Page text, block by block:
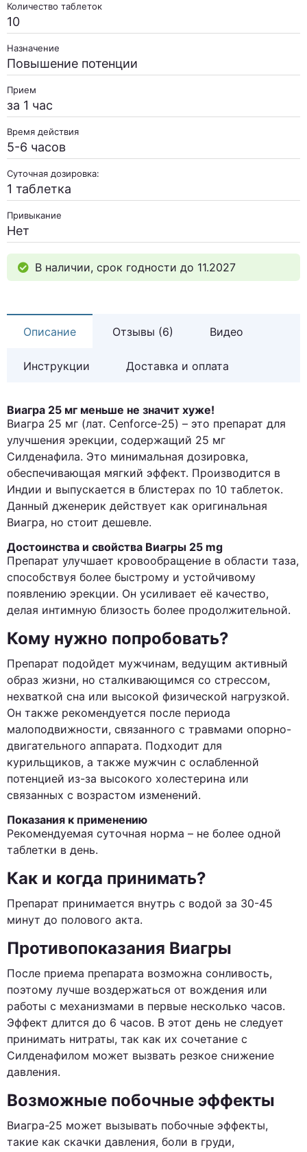
Количество таблеток
10
Назначение
Повышение потенции
Прием
за 1 час
Время действия
5-6 часов
Суточная дозировка:
1 таблетка
Привыкание
Нет
В наличии, срок годности до 11.2027
Описание Отзывы (6) Видео
Инструкции Доставка и оплата
Виагра 25 мг меньше не значит хуже!
Виагра 25 мг (лат. Cenforce-25) – это препарат для
улучшения эрекции, содержащий 25 мг
Силденафила. Это минимальная дозировка,
обеспечивающая мягкий эффект. Производится в
Индии и выпускается в блистерах по 10 таблеток.
Данный дженерик действует как оригинальная
Виагра, но стоит дешевле.
Достоинства и свойства Виагры 25 mg
Препарат улучшает кровообращение в области таза,
способствуя более быстрому и устойчивому
появлению эрекции. Он усиливает её качество,
делая интимную близость более продолжительной.
Кому нужно попробовать?
Препарат подойдет мужчинам, ведущим активный
образ жизни, но сталкивающимся со стрессом,
нехваткой сна или высокой физической нагрузкой.
Он также рекомендуется после периода
малоподвижности, связанного с травмами опорно-
двигательного аппарата. Подходит для
курильщиков, а также мужчин с ослабленной
потенцией из-за высокого холестерина или
связанных с возрастом изменений.
Показания к применению
Рекомендуемая суточная норма – не более одной
таблетки в день.
Как и когда принимать?
Препарат принимается внутрь с водой за 30-45
минут до полового акта.
Противопоказания Виагры
После приема препарата возможна сонливость,
поэтому лучше воздержаться от вождения или
работы с механизмами в первые несколько часов.
Эффект длится до 6 часов. В этот день не следует
принимать нитраты, так как их сочетание с
Силденафилом может вызвать резкое снижение
давления.
Возможные побочные эффекты
Виагра-25 может вызывать побочные эффекты,
такие как скачки давления, боли в груди,